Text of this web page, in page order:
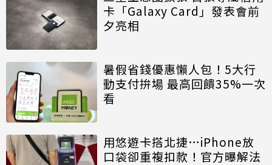
卡「Galaxy Card」發表會前
夕亮相
暑假省錢優惠懶人包！5大行
動支付拚場 最高回饋35%一次
看
用悠遊卡搭北捷…iPhone放
口袋卻重複扣款！官方曝解法